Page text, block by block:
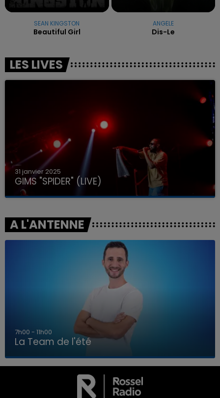
LA TEAM DE L'ÉTÉ
SEAN KINGSTON
Beautiful Girl
ANGELE
Dis-Le
LES LIVES
31 janvier 2025
GIMS "SPIDER" (LIVE)
A L'ANTENNE
7h00 - 11h00
La Team de l'été